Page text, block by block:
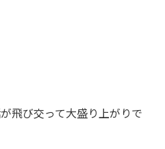
飛び交って大盛り上がりで